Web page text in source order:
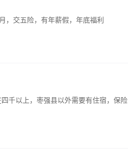
，交五险，有年薪假，年底福利
千以上，枣强县以外需要有住宿，保险